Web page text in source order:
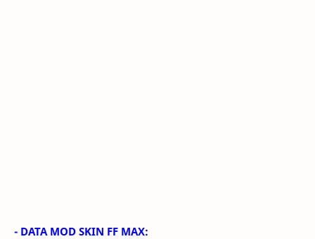
- DATA MOD SKIN FF MAX: